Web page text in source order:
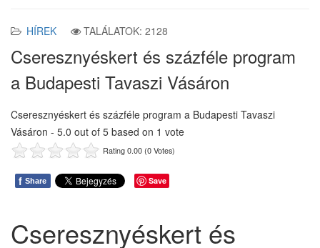
HÍREK TALÁLATOK: 2128
Cseresznyéskert és százféle program
a Budapesti Tavaszi Vásáron
Cseresznyéskert és százféle program a Budapesti Tavaszi
Vásáron - 5.0 out of 5 based on 1 vote
Rating 0.00 (0 Votes)
f Share Save
Cseresznyéskert és